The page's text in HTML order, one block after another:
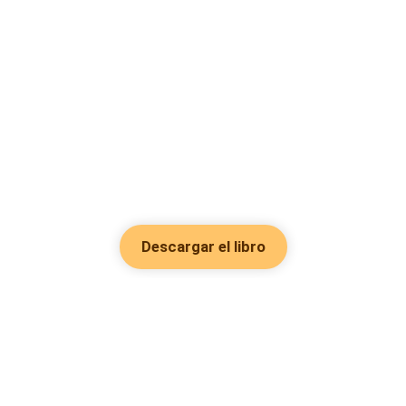
Descargar el libro